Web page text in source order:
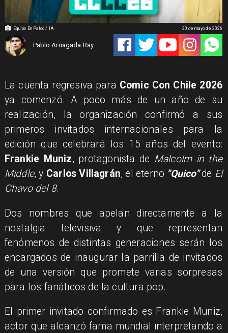
Equipo En Palco / IA
Pablo Arriagada Ray
30 de mayo de 2026
​La cuenta regresiva para Comic Con Chile 2026
ya comenzó. A poco más de un año de su
realización, la organización confirmó a sus
primeros invitados internacionales para la
edición que celebrará los 15 años del evento:
Frankie Muniz, protagonista de Malcolm in the
Middle, y Carlos Villagrán, el eterno "Quico"de El
Chavo del 8.
Dos nombres que apelan directamente a la
nostalgia televisiva y que representan
fenómenos de distintas generaciones serán los
encargados de inaugurar la parrilla de invitados
de una versión que promete varias sorpresas
para los fanáticos de la cultura pop.
El primer invitado confirmado es Frankie Muniz,
actor que alcanzó fama mundial interpretando a